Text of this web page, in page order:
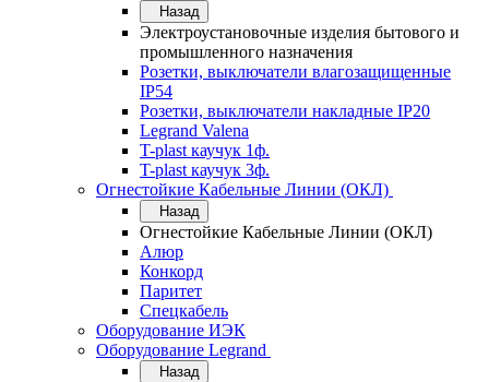
Назад
Электроустановочные изделия бытового и
промышленного назначения
Розетки, выключатели влагозащищенные
IP54
Розетки, выключатели накладные IP20
Legrand Valena
T-plast каучук 1ф.
T-plast каучук 3ф.
Огнестойкие Кабельные Линии (ОКЛ)
Назад
Огнестойкие Кабельные Линии (ОКЛ)
Алюр
Конкорд
Паритет
Спецкабель
Оборудование ИЭК
Оборудование Legrand
Назад